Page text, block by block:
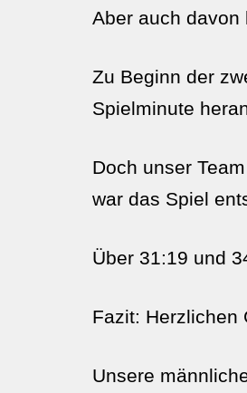
Aber auch davon
Zu Beginn der
Spielminute
Doch unser
war das Spiel
Über 31:19 und
Fazit: Herzlichen
Unsere